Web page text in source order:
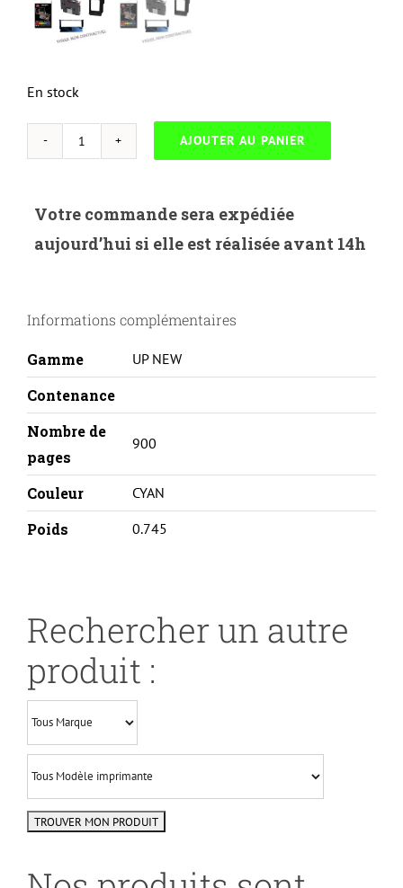
En stock
quantité
HYBRIDE-
H.205AC-
PRO
M180-
CF531A-
C
AJOUTER AU PANIER
Votre commande sera expédiée
aujourd’hui si elle est réalisée avant 14h
Informations complémentaires
Gamme UP NEW
Contenance
Nombre de
pages
900
Couleur CYAN
Poids 0.745
Rechercher un autre
produit :